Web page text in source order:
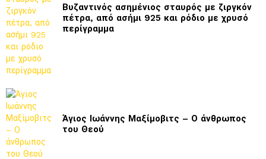
Βυζαντινός ασημένιος σταυρός με ζιργκόν
πέτρα, από ασήμι 925 και ρόδιο με χρυσό
περίγραμμα
Άγιος Ιωάννης Μαξίμοβιτς – Ο άνθρωπος
του Θεού